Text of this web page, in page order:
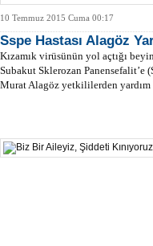
10 Temmuz 2015 Cuma 00:17
Sspe Hastası Alagöz
Kızamık virüsünün yol açtığı
Subakut Sklerozan Panensefalit’e
Murat Alagöz yetkililerden